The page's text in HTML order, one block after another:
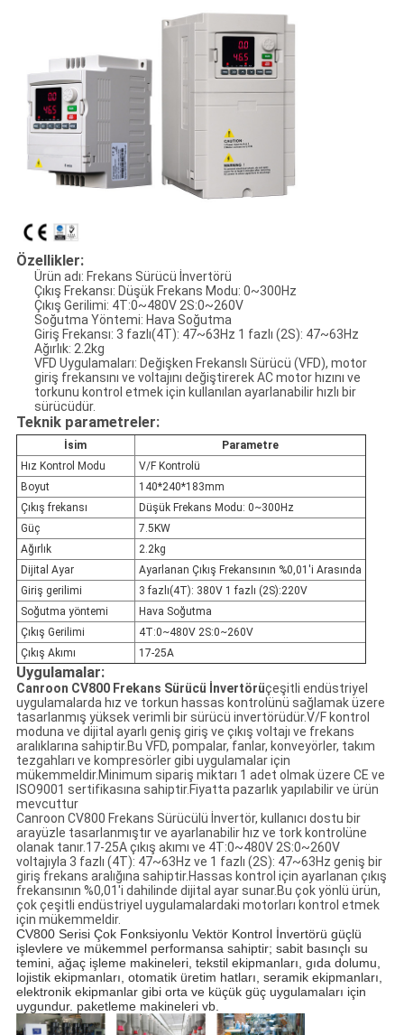
Özellikler:
Ürün adı: Frekans Sürücü İnvertörü
Çıkış Frekansı: Düşük Frekans Modu: 0~300Hz
Çıkış Gerilimi: 4T:0~480V 2S:0~260V
Soğutma Yöntemi: Hava Soğutma
Giriş Frekansı: 3 fazlı(4T): 47~63Hz 1 fazlı (2S): 47~63Hz
Ağırlık: 2.2kg
VFD Uygulamaları: Değişken Frekanslı Sürücü (VFD), motor
giriş frekansını ve voltajını değiştirerek AC motor hızını ve
torkunu kontrol etmek için kullanılan ayarlanabilir hızlı bir
sürücüdür.
Teknik parametreler:
İsim
Parametre
Hız Kontrol Modu
V/F Kontrolü
Boyut
140*240*183mm
Çıkış frekansı
Düşük Frekans Modu: 0~300Hz
Güç
7.5KW
Ağırlık
2.2kg
Dijital Ayar
Ayarlanan Çıkış Frekansının %0,01'i Arasında
Giriş gerilimi
3 fazlı(4T): 380V 1 fazlı (2S):220V
Soğutma yöntemi
Hava Soğutma
Çıkış Gerilimi
4T:0~480V 2S:0~260V
Çıkış Akımı
17-25A
Uygulamalar:
Canroon CV800 Frekans Sürücü İnvertörüçeşitli endüstriyel
uygulamalarda hız ve torkun hassas kontrolünü sağlamak üzere
tasarlanmış yüksek verimli bir sürücü invertörüdür.V/F kontrol
moduna ve dijital ayarlı geniş giriş ve çıkış voltajı ve frekans
aralıklarına sahiptir.Bu VFD, pompalar, fanlar, konveyörler, takım
tezgahları ve kompresörler gibi uygulamalar için
mükemmeldir.Minimum sipariş miktarı 1 adet olmak üzere CE ve
ISO9001 sertifikasına sahiptir.Fiyatta pazarlık yapılabilir ve ürün
mevcuttur
Canroon CV800 Frekans Sürücülü İnvertör, kullanıcı dostu bir
arayüzle tasarlanmıştır ve ayarlanabilir hız ve tork kontrolüne
olanak tanır.17-25A çıkış akımı ve 4T:0~480V 2S:0~260V
voltajıyla 3 fazlı (4T): 47~63Hz ve 1 fazlı (2S): 47~63Hz geniş bir
giriş frekans aralığına sahiptir.Hassas kontrol için ayarlanan çıkış
frekansının %0,01'i dahilinde dijital ayar sunar.Bu çok yönlü ürün,
çok çeşitli endüstriyel uygulamalardaki motorları kontrol etmek
için mükemmeldir.
CV800 Serisi Çok Fonksiyonlu Vektör Kontrol İnvertörü güçlü
işlevlere ve mükemmel performansa sahiptir; sabit basınçlı su
temini, ağaç işleme makineleri, tekstil ekipmanları, gıda dolumu,
lojistik ekipmanları, otomatik üretim hatları, seramik ekipmanları,
elektronik ekipmanlar gibi orta ve küçük güç uygulamaları için
uygundur. paketleme makineleri vb.